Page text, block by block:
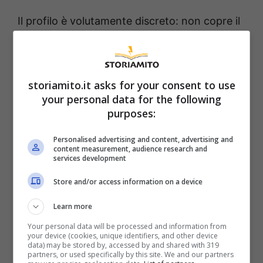
Il profilo è volutamente discreto: non copre il
bene le pastelle leggere e le fritture dolci,
queste preparazioni che la differenza si
sente: una volta scolato e asciugato, il fritto
non lascia dita lucide e nemmeno odori
persistenti in cucina.Caratteristica non da
poco per chi frigge in casa
Spesso trascurato quando si parla di fritto.
L’olio di arachidiè naturalmente privo di
glutine ed è una buona fonte divitamina E e
storiamito.it asks for your consent to use
your personal data for the following
purposes:
Personalised advertising and content, advertising and
content measurement, audience research and
services development
Store and/or access information on a device
Learn more
Your personal data will be processed and information from
your device (cookies, unique identifiers, and other device
data) may be stored by, accessed by and shared with 319
partners, or used specifically by this site. We and our partners